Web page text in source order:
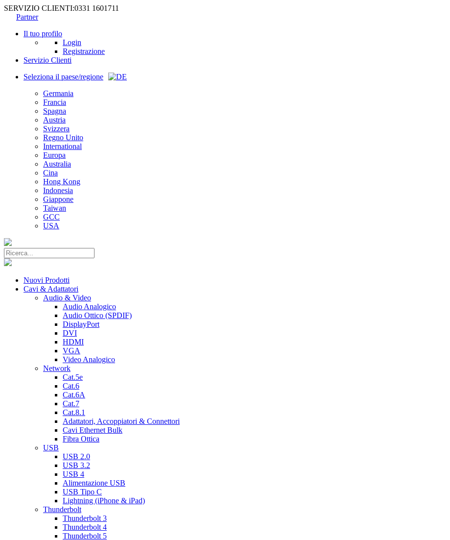
SERVIZIO CLIENTI:0331 1601711
Partner
Il tuo profilo
Login
Registrazione
Servizio Clienti
Seleziona il paese/regione
Germania
Francia
Spagna
Austria
Svizzera
Regno Unito
International
Europa
Australia
Cina
Hong Kong
Indonesia
Giappone
Taiwan
GCC
USA
Nuovi Prodotti
Cavi & Adattatori
Audio & Video
Audio Analogico
Audio Ottico (SPDIF)
DisplayPort
DVI
HDMI
VGA
Video Analogico
Network
Cat.5e
Cat.6
Cat.6A
Cat.7
Cat.8.1
Adattatori, Accoppiatori & Connettori
Cavi Ethernet Bulk
Fibra Ottica
USB
USB 2.0
USB 3.2
USB 4
Alimentazione USB
USB Tipo C
Lightning (iPhone & iPad)
Thunderbolt
Thunderbolt 3
Thunderbolt 4
Thunderbolt 5